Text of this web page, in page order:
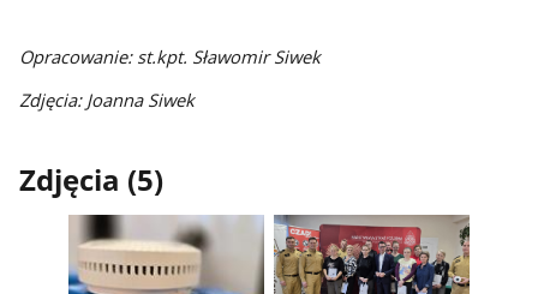
Opracowanie: st.kpt. Sławomir Siwek
Zdjęcia: Joanna Siwek
Zdjęcia (5)